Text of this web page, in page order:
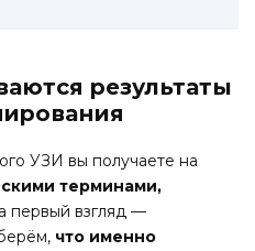
результаты
УЗИ вы получаете на
терминами,
первый взгляд —
что именно